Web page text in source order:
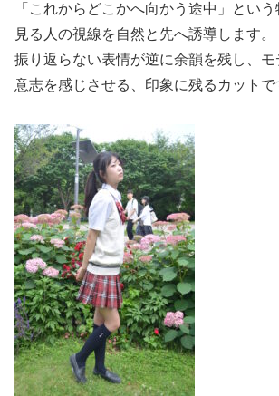
「これからどこかへ向かう途中」という
見る人の視線を自然と先へ誘導します。
振り返らない表情が逆に余韻を残し、
意志を感じさせる、印象に残るカットで